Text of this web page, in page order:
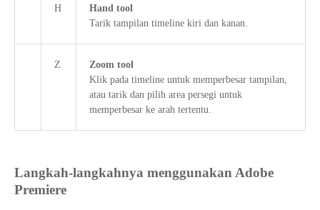
H
Hand tool
Tarik tampilan timeline kiri dan kanan.
Z
Zoom tool
Klik pada timeline untuk memperbesar tampilan,
atau tarik dan pilih area persegi untuk
memperbesar ke arah tertentu.
Langkah-langkahnya menggunakan Adobe
Premiere